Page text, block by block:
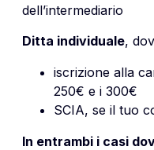
dell’intermediario
Ditta individuale,
iscrizione alla
250€ e i 300€
SCIA, se il tuo
In entrambi i casi